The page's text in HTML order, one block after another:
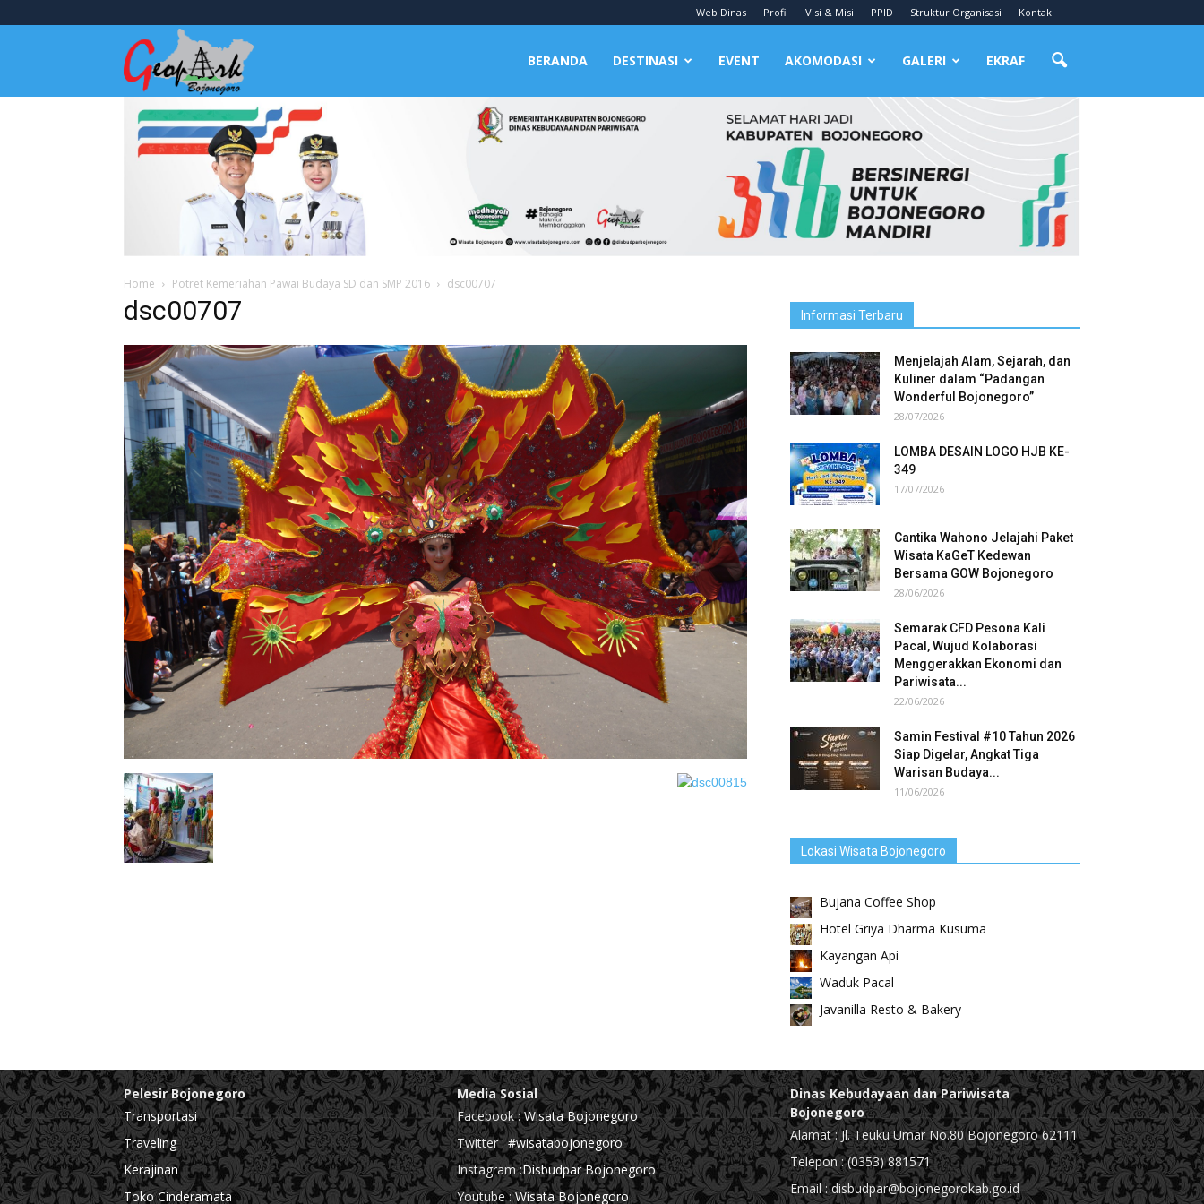
Web Dinas Profil Visi & Misi PPID Struktur Organisasi Kontak
Bojonegoro
BERANDA DESTINASI EVENT AKOMODASI GALERI EKRAF
Home Potret Kemeriahan Pawai Budaya SD dan SMP 2016 dsc00707
dsc00707 Informasi Terbaru
Menjelajah Alam, Sejarah, dan
Kuliner dalam “Padangan
Wonderful Bojonegoro”
28/07/2026
LOMBA DESAIN LOGO HJB KE-
349
17/07/2026
Cantika Wahono Jelajahi Paket
Wisata KaGeT Kedewan
Bersama GOW Bojonegoro
28/06/2026
Semarak CFD Pesona Kali
Pacal, Wujud Kolaborasi
Menggerakkan Ekonomi dan
Pariwisata...
22/06/2026
Samin Festival #10 Tahun 2026
Siap Digelar, Angkat Tiga
Warisan Budaya...
11/06/2026
Lokasi Wisata Bojonegoro
Bujana Coffee Shop
Hotel Griya Dharma Kusuma
Kayangan Api
Waduk Pacal
Javanilla Resto & Bakery
Pelesir Bojonegoro
Transportasi
Traveling
Kerajinan
Toko Cinderamata
Media Sosial
Facebook :Wisata Bojonegoro
Twitter :#wisatabojonegoro
Instagram :Disbudpar Bojonegoro
Youtube :Wisata Bojonegoro
Dinas Kebudayaan dan Pariwisata
Bojonegoro
Alamat : Jl. Teuku Umar No.80 Bojonegoro 62111
Telepon : (0353) 881571
Email : disbudpar@bojonegorokab.go.id